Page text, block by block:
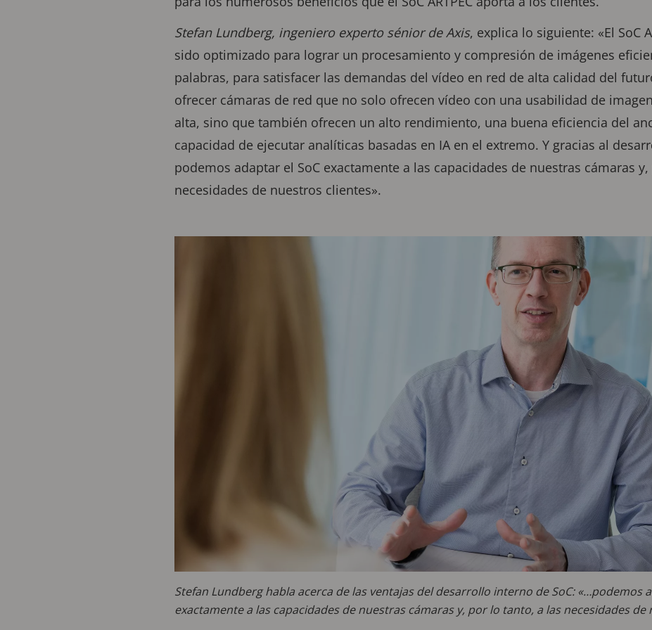
Stefan Lundberg, ingeniero experto sénior de Axis, explica lo siguiente: «El SoC
sido optimizado para lograr un procesamiento y compresión de imágenes
palabras, para satisfacer las demandas del vídeo en red de alta calidad del
ofrecer cámaras de red que no solo ofrecen vídeo con una usabilidad de
alta, sino que también ofrecen un alto rendimiento, una buena eficiencia del
capacidad de ejecutar analíticas basadas en IA en el extremo. Y gracias al
podemos adaptar el SoC exactamente a las capacidades de nuestras cámaras
necesidades de nuestros clientes».
Stefan Lundberg habla acerca de las ventajas del desarrollo interno de SoC: «…podemos
exactamente a las capacidades de nuestras cámaras y, por lo tanto, a las necesidades de